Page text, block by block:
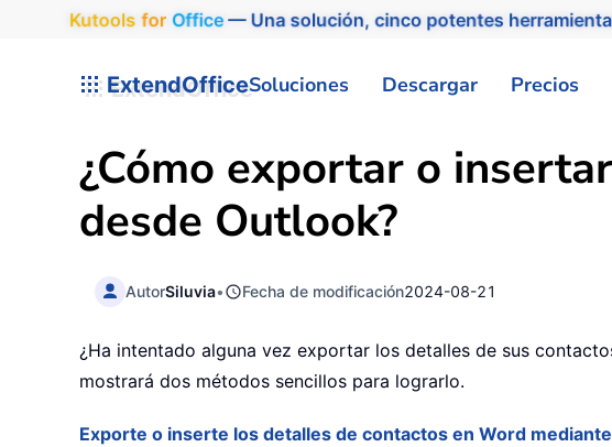
Kutools for Office— Una solución, cinco potentes
ExtendOfficeSoluciones Descargar Precios
¿Cómo exportar o
desde Outlook?
AutorSiluvia• Fecha de modificación2024-08-21
¿Ha intentado alguna vez exportar los detalles de sus
mostrará dos métodos sencillos para lograrlo.
Exporte o inserte los detalles de contactos en Word